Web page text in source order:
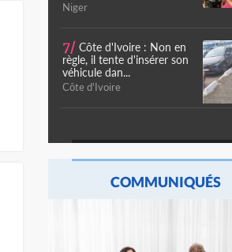
Niger
7/ Côte d'Ivoire : Non en
règle, il tente d'insérer son
véhicule dan...
Côte d'Ivoire
COMMUNIQUÉS